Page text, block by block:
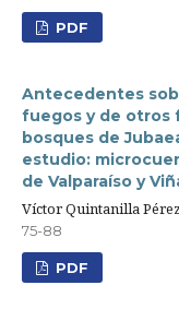
PDF
Antecedentes
fuegos y de otros
bosques de
estudio:
de Valparaíso y
Víctor Quintanilla
75-88
PDF